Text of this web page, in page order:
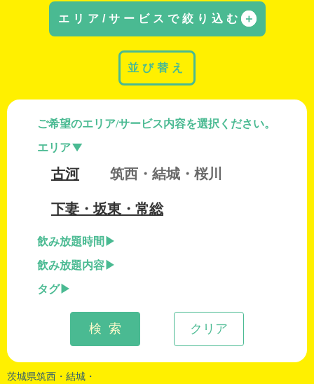
エリア/サービスで絞り込む ＋
ご希望のエリア/サービス内容を選択ください。
エリア
古河 筑西・結城・桜川
下妻・坂東・常総
飲み放題時間
飲み放題内容
タグ
クリア
検 索
並び替え
茨城県筑西・ 結城 ・